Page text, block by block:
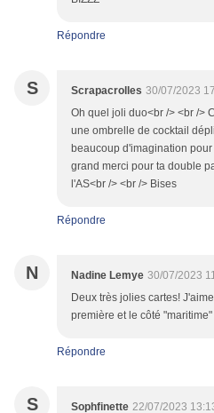
Répondre
S Scrapacrolles 30/07/2023
Oh quel joli duo<br /> <br />
une ombrelle de cocktail
beaucoup d'imagination
grand merci pour ta double
l'AS<br /> <br /> Bises
Répondre
N Nadine Lemye 30/07/2023
Deux très jolies cartes!
première et le côté
Répondre
S Sophfinette 22/07/2023